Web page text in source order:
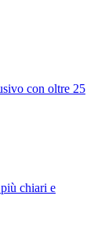
con oltre 25
chiari e